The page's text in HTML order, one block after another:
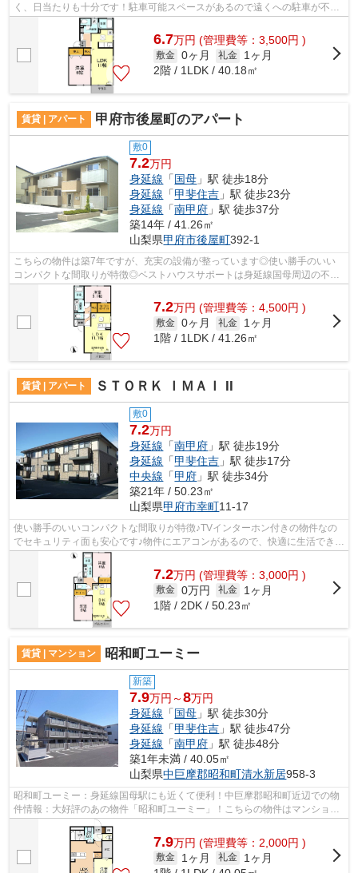
く、日当たりも十分です！駐車可能スペースがあるので遠くへの駐車が不要
です☆軽量鉄骨の物件♪イニシャルコスト...
6.7万円 (管理費等：3,500円 )
敷金 0ヶ月 礼金
1ヶ月
2階 / 1LDK / 40.18㎡
賃貸 | アパート 甲府市後屋町のアパート
敷0
7.2万円
身延線 「国母 」駅 徒歩18分
身延線 「甲斐住吉 」駅 徒歩23分
身延線 「南甲府 」駅 徒歩37分
築14年 / 41.26㎡
山梨県甲府市後屋町392-1
こちらの物件は築7年ですが、充実の設備が整っています◎使い勝手のいい
コンパクトな間取りが特徴◎ベストハウスサポートは身延線国母周辺の不動
産情報をご用意しております◎こだわりの...
7.2万円 (管理費等：4,500円 )
敷金 0ヶ月 礼金
1ヶ月
1階 / 1LDK / 41.26㎡
賃貸 | アパート ＳＴＯＲＫ ＩＭＡＩ II
敷0
7.2万円
身延線 「南甲府 」駅 徒歩19分
身延線 「甲斐住吉 」駅 徒歩17分
中央線 「甲府 」駅 徒歩34分
築21年 / 50.23㎡
山梨県甲府市幸町11-17
使い勝手のいいコンパクトな間取りが特徴♪TVインターホン付きの物件なの
でセキュリティ面も安心です♪物件にエアコンがあるので、快適に生活できま
す♪手軽に掃除ができるフローリングの...
7.2万円 (管理費等：3,000円 )
敷金 0万円 礼金
1ヶ月
1階 / 2DK / 50.23㎡
賃貸 | マンション 昭和町ユーミー
新築
7.9万円～8万円
身延線 「国母 」駅 徒歩30分
身延線 「甲斐住吉 」駅 徒歩47分
身延線 「南甲府 」駅 徒歩48分
築1年未満 / 40.05㎡
山梨県中巨摩郡昭和町清水新居958-3
昭和町ユーミー：身延線国母駅にも近くて便利！中巨摩郡昭和町近辺での物
件情報：大好評のあの物件「昭和町ユーミー」！こちらの物件はマンション
です！こちらの物件の家賃は7.9万です...
7.9万円 (管理費等：2,000円 )
敷金 1ヶ月 礼金
1ヶ月